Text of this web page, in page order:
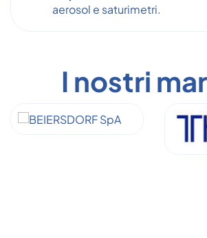
aerosol e saturimetri.
I nostri